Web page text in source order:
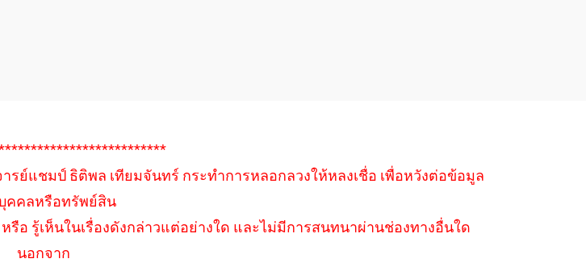
ย์แชมป์ ธิติพล เทียมจันทร์ กระทำการหลอกลวงให้หลงเชื่อ เพื่อหวังต่อข้อมูล
คคลหรือทรัพย์สิน
อ รู้เห็นในเรื่องดังกล่าวแต่อย่างใด และไม่มีการสนทนาผ่านช่องทางอื่นใด
นอกจาก